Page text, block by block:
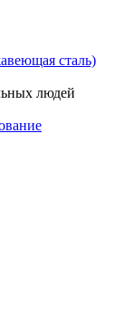
сталь)
людей